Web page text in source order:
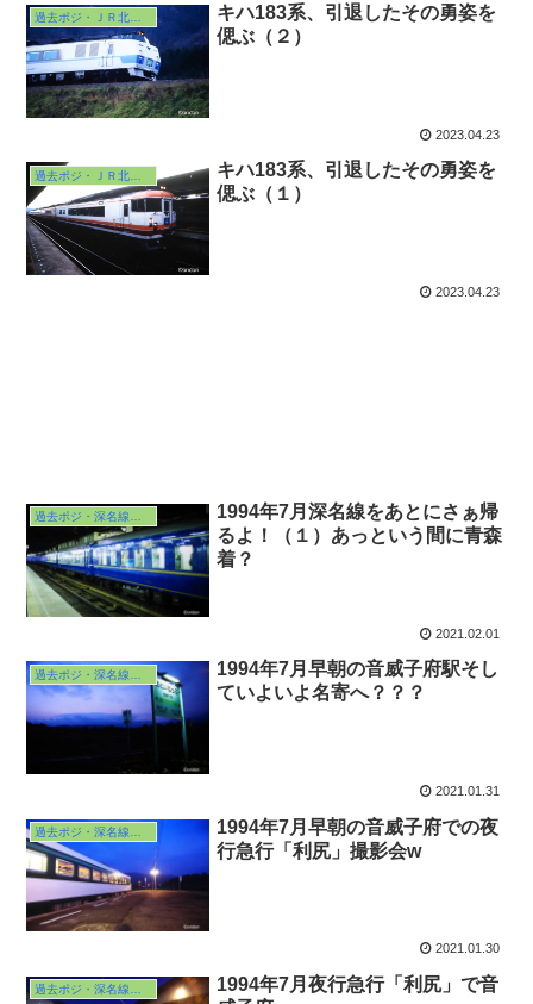
過去ポジ・ＪＲ北海道
キハ183系、引退したその勇姿を
偲ぶ（２）
2023.04.23
過去ポジ・ＪＲ北海道
キハ183系、引退したその勇姿を
偲ぶ（１）
2023.04.23
過去ポジ・深名線の旅・復路
1994年7月深名線をあとにさぁ帰
るよ！（１）あっという間に青森
着？
2021.02.01
1994年7月早朝の音威子府駅そし
ていよいよ名寄へ？？？
2021.01.31
1994年7月早朝の音威子府での夜
行急行「利尻」撮影会w
2021.01.30
過去ポジ・深名線の旅・往路
1994年7月夜行急行「利尻」で音